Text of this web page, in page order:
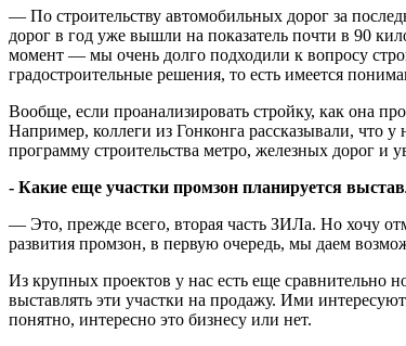
— По строительству автомобильных дорог за
дорог в год уже вышли на показатель почти в 90
момент — мы очень долго подходили к вопросу
градостроительные решения, то есть имеется
Вообще, если проанализировать стройку, как она
Например, коллеги из Гонконга рассказывали, что
программу строительства метро, железных дорог и
- Какие еще участки промзон планируется
— Это, прежде всего, вторая часть ЗИЛа. Но хочу
развития промзон, в первую очередь, мы даем
Из крупных проектов у нас есть еще сравнительно
выставлять эти участки на продажу. Ими
понятно, интересно это бизнесу или нет.